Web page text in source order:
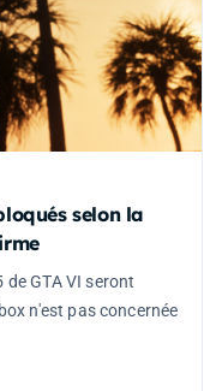
selon la
GTA VI seront
n'est pas concernée